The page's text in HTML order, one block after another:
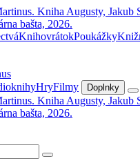
KnihovrátokPoukážky
HryFilmy Doplnky